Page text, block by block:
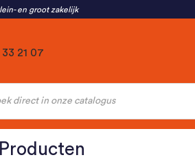
en groot zakelijk
33 21 07